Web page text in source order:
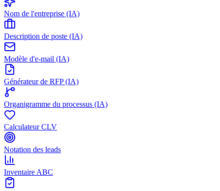
Nom de l'entreprise (IA)
Description de poste (IA)
Modèle d'e-mail (IA)
Générateur de RFP (IA)
Organigramme du processus (IA)
Calculateur CLV
Notation des leads
Inventaire ABC